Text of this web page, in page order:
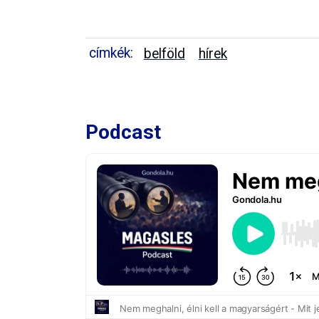
címkék: belföld hírek
Podcast